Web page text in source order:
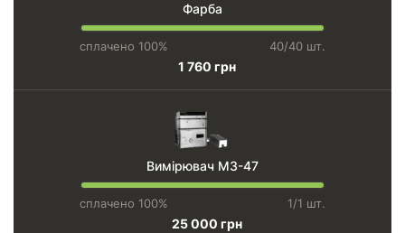
Фарба
сплачено 100% 40/40 шт.
1 760 грн
Вимірювач М3-47
сплачено 100% 1/1 шт.
25 000 грн